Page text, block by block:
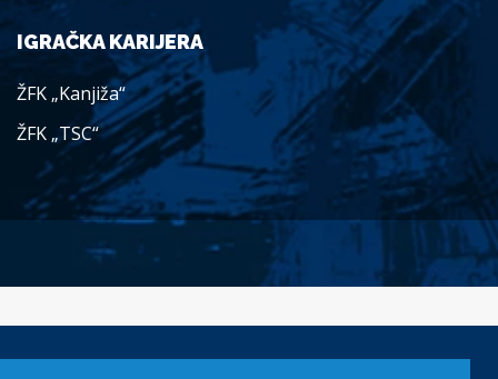
IGRAČKA KARIJERA
ŽFK „Kanjiža“
ŽFK „TSC“